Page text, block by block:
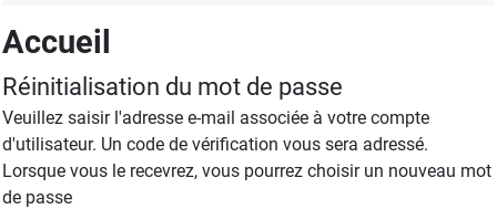
Accueil
Réinitialisation du mot de passe
Veuillez saisir l'adresse e-mail associée à votre compte
d'utilisateur. Un code de vérification vous sera adressé.
Lorsque vous le recevrez, vous pourrez choisir un nouveau mot
de passe